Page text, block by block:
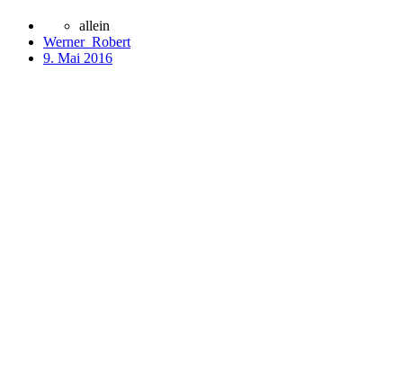
allein
Werner_Robert
9. Mai 2016